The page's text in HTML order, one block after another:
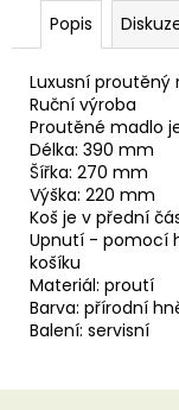
Popis
Luxusní proutěný
Ruční výroba
Proutěné madlo
Délka: 390 mm
Šířka: 270 mm
Výška: 220 mm
Koš je v přední
Upnutí - pomocí
košíku
Materiál: proutí
Barva: přírodní
Balení: servisní
č
u
e
m
e